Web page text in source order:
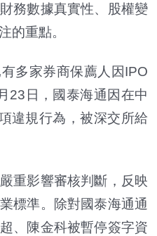
務數據真實性、股權變
的重點。
多家券商保薦人因IPO
23日，國泰海通因在中
違規行為，被深交所給
重影響審核判斷，反映
標準。除對國泰海通通
、陳金科被暫停簽字資